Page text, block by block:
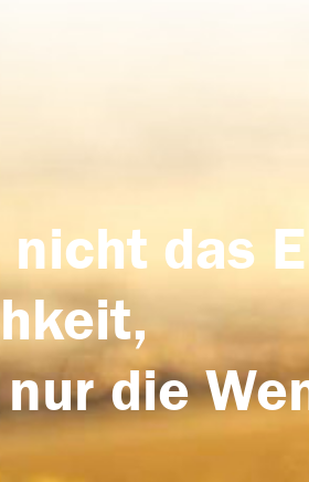
nicht das
die